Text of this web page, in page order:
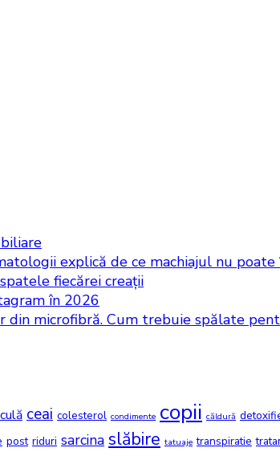
explică de ce machiajul nu
fiecărei creații
în 2026
din microfibră. Cum trebuie spălate
ceai colesterol condimente copii căldură
post riduri sarcina slăbire tatuaje transpiratie